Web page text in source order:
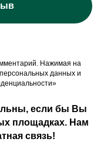
Нажимая на
данных и
если бы Вы
площадках. Нам
связь!